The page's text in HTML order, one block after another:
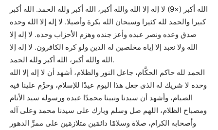
الله أكبر (×9) لا إله إلا الله والله أكبر، الله أكبر ولله الحمد. الله أكبر
كبيرا والحمد لله كثيرا وسبحان الله بكرة وأصيلا. لا إله إلا الله وحده
صدق وعده ونصر عبده وأعز جنده وهزم الأحزاب وحده. لا إله إلا
الله ولا نعبد إلا إياه مخلصين له الدين ولو كره الكافرون. لا إله إلا
الله والله أكبر، الله أكبر ولله الحمد.
الحمد لله حاكم الحكَّام، جاعل النور والظلام، أشهد أن لا إله إلا الله
وحده لا شريك له الذى جعل هذا اليوم عيدًا للإسلام، وحرَّم علينا فيه
الصيام، وأشهد أن سيدنا ونبينا محمدًا عبده ورسوله سيد الأنام
ومصباح الظلام، اللهم صل وسلم وبارك على سيدنا محمد وعلى آله
وأصحابه الكرام، صلاة وسلامًا دائمَين متلازمَين على ممرِّ الدهور